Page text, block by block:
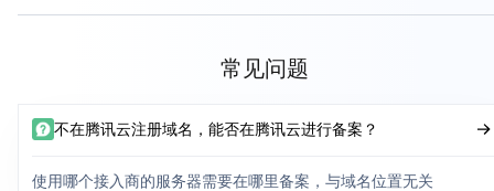
常见问题
不在腾讯云注册域名，能否在腾讯云进行备案？
使用哪个接入商的服务器需要在哪里备案，与域名位置无关